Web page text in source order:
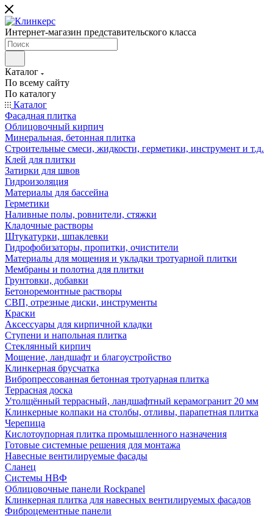
Интернет-магазин представительского класса
Каталог
По всему сайту
По каталогу
Каталог
Фасадная плитка
Облицовочный кирпич
Минеральная, бетонная плитка
Строительные смеси, жидкости, герметики, инструмент и т.д.
Клей для плитки
Затирки для швов
Гидроизоляция
Материалы для бассейна
Герметики
Наливные полы, ровнители, стяжки
Кладочные растворы
Штукатурки, шпаклевки
Гидрофобизаторы, пропитки, очистители
Материалы для мощения и укладки тротуарной плитки
Мембраны и полотна для плитки
Грунтовки, добавки
Бетоноремонтные растворы
СВП, отрезные диски, инструменты
Краски
Аксессуары для кирпичной кладки
Ступени и напольная плитка
Cтеклянный кирпич
Мощение, ландшафт и благоустройство
Клинкерная брусчатка
Вибропрессованная бетонная тротуарная плитка
Террасная доска
Утолщённый террасный, ландшафтный керамогранит 20 мм
Клинкерные колпаки на столбы, отливы, парапетная плитка
Черепица
Кислотоупорная плитка промышленного назначения
Готовые системные решения для монтажа
Навесные вентилируемые фасады
Сланец
Системы НВФ
Облицовочные панели Rockpanel
Клинкерная плитка для навесных вентилируемых фасадов
Фиброцементные панели